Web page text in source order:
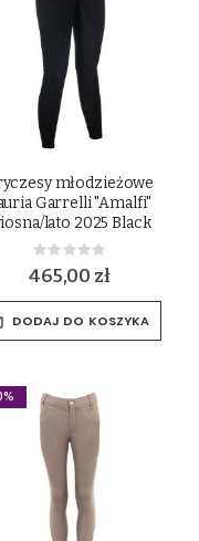
młodzieżowe
Garrelli "Amalfi"
lato 2025 Black
Rating:
0%
465,00 zł
DODAJ DO KOSZYKA